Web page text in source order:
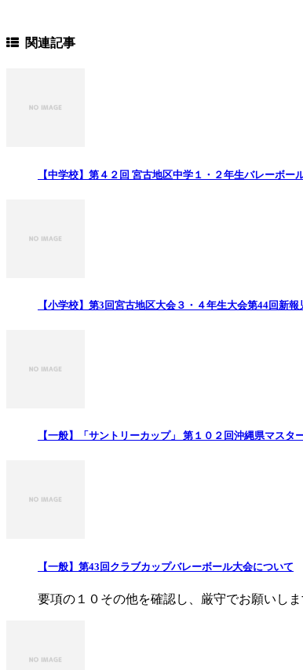
関連記事
【中学校】第４２回 宮古地区中学１・２年生バレーボー
【小学校】第3回宮古地区大会３・４年生大会第44回新
【一般】「サントリーカップ」 第１０２回沖縄県マスタ
【一般】第43回クラブカップバレーボール大会について
要項の１０その他を確認し、厳守でお願いし